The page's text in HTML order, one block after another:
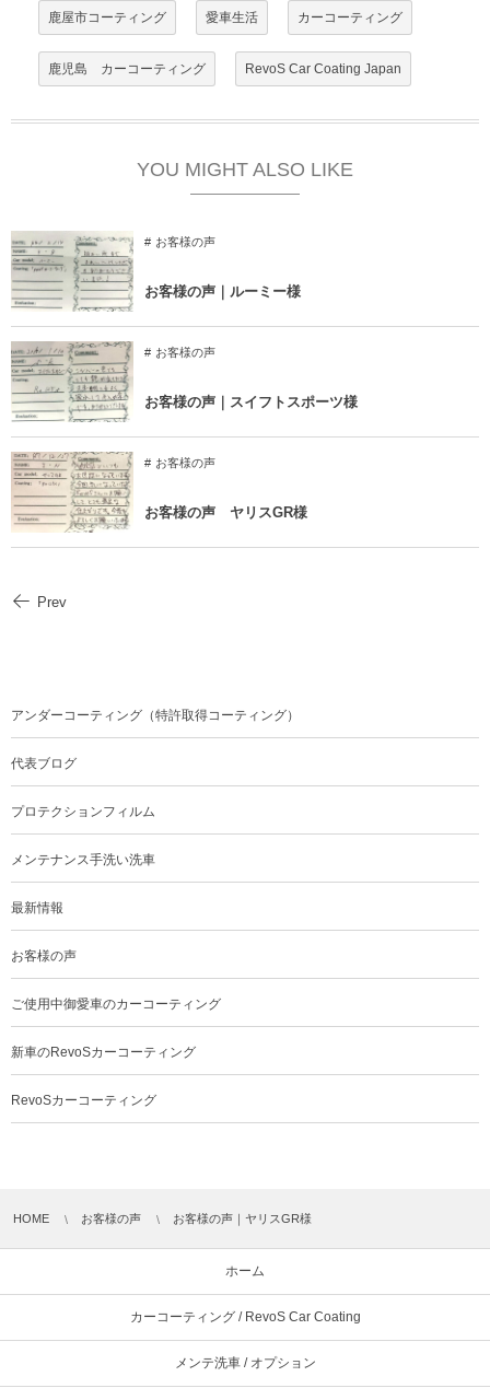
鹿屋市コーティング 愛車生活 カーコーティング
鹿児島 カーコーティング RevoS Car Coating Japan
YOU MIGHT ALSO LIKE
お客様の声
お客様の声｜ルーミー様
お客様の声
お客様の声｜スイフトスポーツ様
お客様の声
お客様の声 ヤリスGR様
Prev
アンダーコーティング（特許取得コーティング）
代表ブログ
プロテクションフィルム
メンテナンス手洗い洗車
最新情報
お客様の声
ご使用中御愛車のカーコーティング
新車のRevoSカーコーティング
RevoSカーコーティング
HOME お客様の声 お客様の声｜ヤリスGR様
ホーム
カーコーティング / RevoS Car Coating
メンテ洗車 / オプション